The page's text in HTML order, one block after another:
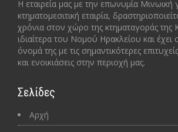
Η εταιρεία μας με την επωνυμία Μινωική
κτηματομεσιτική εταιρία,
χρόνια στον χώρο της κτηματαγοράς της
ιδιαίτερα του Νομού Ηρακλείου και έχει
όνομά της με τις σημαντικότερες
και ενοικιάσεις στην περιοχή μας.
Σελίδες
Αρχή